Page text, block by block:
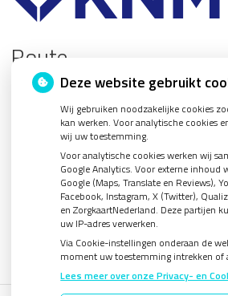
Route
U heeft geen toestemming gegeven
inhouddie nodig is om dit
Cookie-instellingen
Deze website gebruikt
Wij gebruiken noodzakelijke cookies
kan werken. Voor analytische cookies
wij uw toestemming.
Voor analytische cookies werken wij
Google Analytics. Voor externe inhoud
Google (Maps, Translate en Reviews),
Facebook, Instagram, X (Twitter),
en ZorgkaartNederland. Deze partijen
uw IP-adres verwerken.
Via Cookie-instellingen onderaan de
moment uw toestemming intrekken of
Lees meer over onze Privacy- en